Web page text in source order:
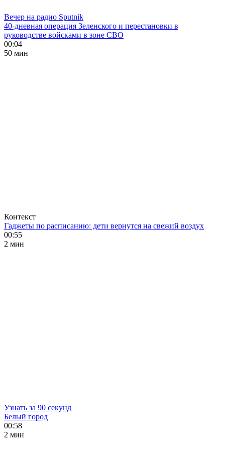
Вечер на радио Sputnik
40-дневная операция Зеленского и перестановки в
руководстве войсками в зоне СВО
00:04
50 мин
Контекст
Гаджеты по расписанию: дети вернутся на свежий воздух
00:55
2 мин
Узнать за 90 секунд
Белый город
00:58
2 мин